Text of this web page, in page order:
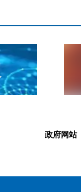
政府网站